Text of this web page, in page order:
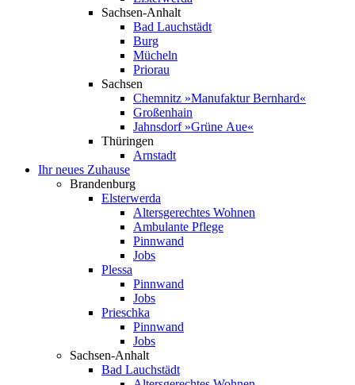
Sachsen-Anhalt
Bad Lauchstädt
Burg
Mücheln
Priorau
Sachsen
Chemnitz »Manufaktur Bernhard«
Großenhain
Jahnsdorf »Grüne Aue«
Thüringen
Arnstadt
Ihr neues Zuhause
Brandenburg
Elsterwerda
Altersgerechtes Wohnen
Ambulante Pflege
Pinnwand
Jobs
Plessa
Pinnwand
Jobs
Prieschka
Pinnwand
Jobs
Sachsen-Anhalt
Bad Lauchstädt